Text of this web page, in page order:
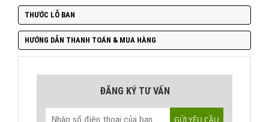
THƯỚC LỖ BAN
HƯỚNG DẪN THANH TOÁN & MUA HÀNG
ĐĂNG KÝ TƯ VẤN